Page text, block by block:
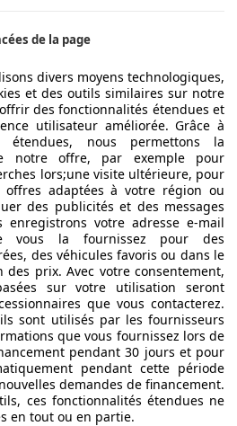
Boîte auto 1er main
de la page
divers moyens technologiques,
et des outils similaires sur notre
des fonctionnalités étendues et
utilisateur améliorée. Grâce à
étendues, nous permettons la
notre offre, par exemple pour
lors;une visite ultérieure, pour
offres adaptées à votre région ou
des publicités et des messages
enregistrons votre adresse e-mail
vous la fournissez pour des
des véhicules favoris ou dans le
des prix. Avec votre consentement,
sur votre utilisation seront
que vous contacterez.
sont utilisés par les fournisseurs
que vous fournissez lors de
pendant 30 jours et pour
pendant cette période
demandes de financement.
ces fonctionnalités étendues ne
en tout ou en partie.